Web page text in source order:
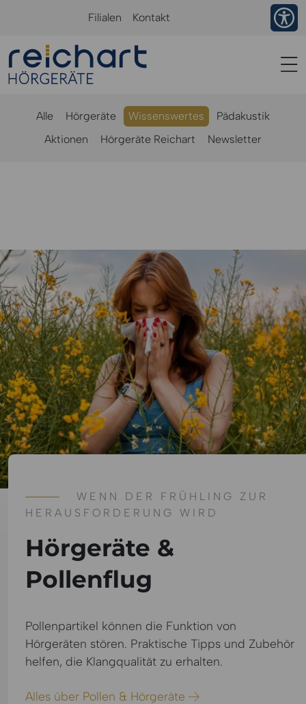
Filialen Kontakt
Alle Hörgeräte Wissenswertes
Pädakustik
Aktionen
Hörgeräte Reichart Newsletter
WENN DER FRÜHLING ZUR
HERAUSFORDERUNG WIRD
Hörgeräte &
Pollenflug
Pollenpartikel können die Funktion von
Hörgeräten stören. Praktische Tipps und Zubehör
helfen, die Klangqualität zu erhalten.
Alles über Pollen & Hörgeräte